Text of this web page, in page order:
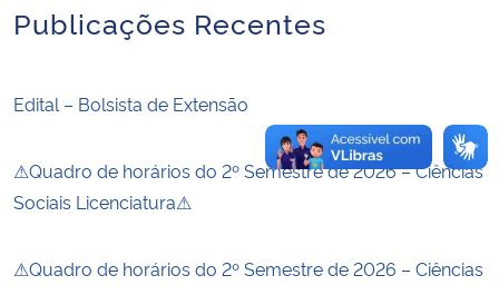
Publicações Recentes
Edital – Bolsista de Extensão
⚠Quadro de horários do 2º Semestre de 2026 – Ciências
Sociais Licenciatura⚠
⚠Quadro de horários do 2º Semestre de 2026 – Ciências